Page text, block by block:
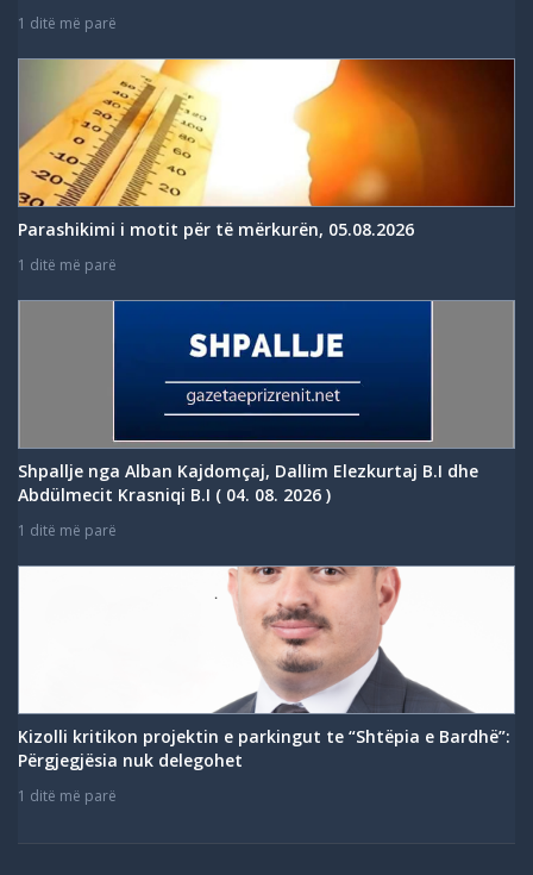
1 ditë më parë
Parashikimi i motit për të mërkurën, 05.08.2026
1 ditë më parë
Shpallje nga Alban Kajdomçaj, Dallim Elezkurtaj B.I dhe
Abdülmecit Krasniqi B.I ( 04. 08. 2026 )
1 ditë më parë
Kizolli kritikon projektin e parkingut te “Shtëpia e Bardhë”:
Përgjegjësia nuk delegohet
1 ditë më parë